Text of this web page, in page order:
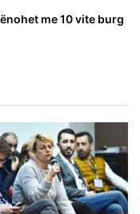
me 10 vite burg